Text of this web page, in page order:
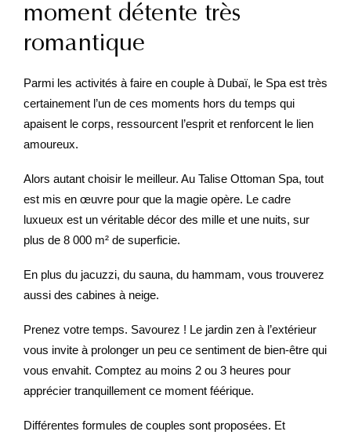
moment détente très
romantique
Parmi les activités à faire en couple à Dubaï, le Spa est très
certainement l’un de ces moments hors du temps qui
apaisent le corps, ressourcent l’esprit et renforcent le lien
amoureux.
Alors autant choisir le meilleur. Au Talise Ottoman Spa, tout
est mis en œuvre pour que la magie opère. Le cadre
luxueux est un véritable décor des mille et une nuits, sur
plus de 8 000 m² de superficie.
En plus du jacuzzi, du sauna, du hammam, vous trouverez
aussi des cabines à neige.
Prenez votre temps. Savourez ! Le jardin zen à l’extérieur
vous invite à prolonger un peu ce sentiment de bien-être qui
vous envahit. Comptez au moins 2 ou 3 heures pour
apprécier tranquillement ce moment féérique.
Différentes formules de couples sont proposées. Et